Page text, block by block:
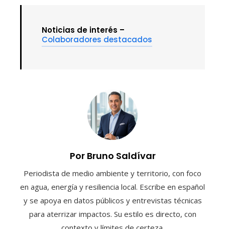
Noticias de interés –
Colaboradores destacados
Por Bruno Saldívar
Periodista de medio ambiente y territorio, con foco
en agua, energía y resiliencia local. Escribe en español
y se apoya en datos públicos y entrevistas técnicas
para aterrizar impactos. Su estilo es directo, con